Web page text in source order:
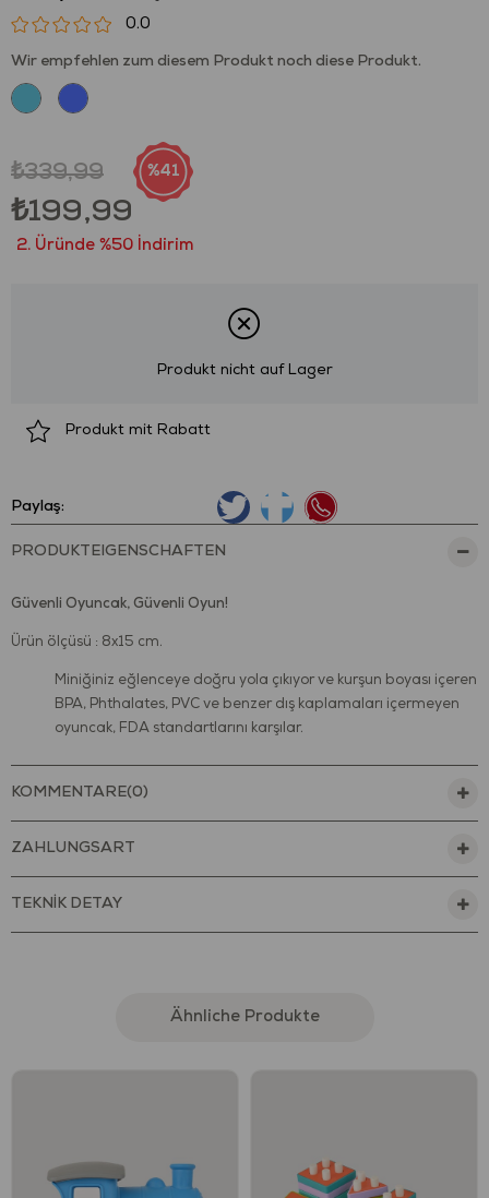
0.0
Wir empfehlen zum diesem Produkt noch diese Produkt.
₺339,99
₺199,99
41
2. Üründe %50 İndirim
Produkt nicht auf Lager
Produkt mit Rabatt
Paylaş:
PRODUKTEIGENSCHAFTEN
Güvenli Oyuncak, Güvenli Oyun!
Ürün ölçüsü : 8x15 cm.
Miniğiniz eğlenceye doğru yola çıkıyor ve kurşun boyası içeren
BPA, Phthalates, PVC ve benzer dış kaplamaları içermeyen
oyuncak, FDA standartlarını karşılar.
Çocukların yanlarından ayırmak istemeyeceği bu oyuncağı
gittiğiniz her yere götürebilirsiniz.
Temizlenmesi kolay olduğundan hem iç hem dış mekânlarda
oynamak için uygundur.
Minik eller için mükemmel boyutta ve ağırlıktadır.
bulunacak böylece çocuklarınızın eğlenerek oyunla
öğrenmesini desteklemiş olacaksınız.
KOMMENTARE(0)
ZAHLUNGSART
TEKNİK DETAY
Ähnliche Produkte